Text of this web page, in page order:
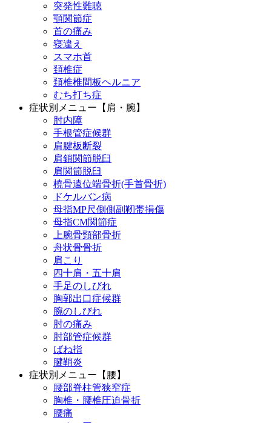
突発性難聴
顎関節症
首の痛み
寝違え
スマホ首
頚椎症
頚椎椎間板ヘルニア
むち打ち症
症状別メニュー【肩・腕】
肘内障
手根管症候群
肩腱板断裂
肩鎖関節脱臼
肩関節脱臼
橈骨遠位端骨折(手首骨折)
ドケルバン病
母指MP尺側側副靭帯損傷
母指CM関節症
上腕骨頸部骨折
舟状骨骨折
肩こり
四十肩・五十肩
手足のしびれ
胸郭出口症候群
腕のしびれ
肘の痛み
肘部管症候群
ばね指
腱鞘炎
症状別メニュー【腰】
腰部脊柱管狭窄症
胸椎・腰椎圧迫骨折
腰痛